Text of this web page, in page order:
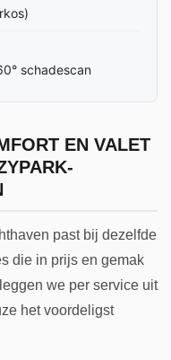
schadescan
EN VALET
past bij dezelfde
die in prijs en gemak
we per service uit
het voordeligst